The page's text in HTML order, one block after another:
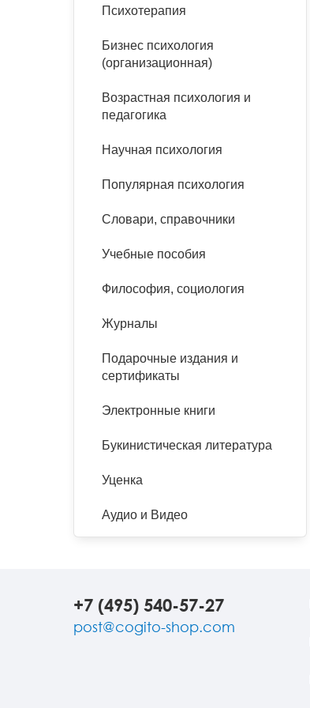
панические атаки
Психодрама
Сказкотерапия
психотерапии
Классический, эриксоновский
эргономика
Социальная психология
Психология развития
организационная психология
психоанализ
Психотерапия
Бизнес психология
(организационная)
Возрастная психология и
педагогика
Научная психология
Популярная психология
Словари, справочники
Учебные пособия
Философия, социология
Журналы
Подарочные издания и
сертификаты
Электронные книги
Букинистическая литература
Уценка
Аудио и Видео
+7 (495) 540-57-27
post@cogito-shop.com